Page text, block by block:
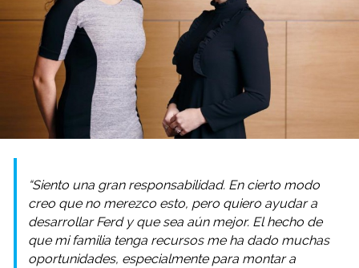
“Siento una gran responsabilidad. En cierto modo
creo que no merezco esto, pero quiero ayudar a
desarrollar Ferd y que sea aún mejor. El hecho de
que mi familia tenga recursos me ha dado muchas
oportunidades, especialmente para montar a